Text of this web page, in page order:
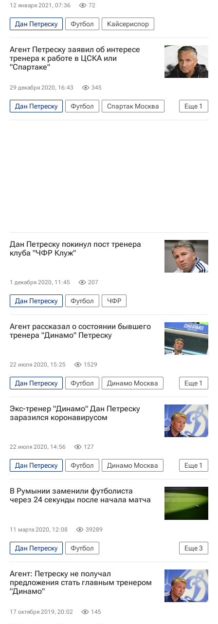
12 января 2021, 07:36 72
Дан Петреску Футбол Кайсериспор
Агент Петреску заявил об интересе
тренера к работе в ЦСКА или
"Спартаке"
29 декабря 2020, 16:43 345
Еще 1
Дан Петреску Футбол
Спартак Москва
ПФК ЦСКА
Дан Петреску покинул пост тренера
клуба "ЧФР Клуж"
1 декабря 2020, 11:45 207
Дан Петреску Футбол ЧФР
Агент рассказал о состоянии бывшего
тренера "Динамо" Петреску
22 июля 2020, 15:25 1529
Еще 1
Дан Петреску Футбол
Динамо Москва
Спорт в условиях пандемии коронавируса
Экс-тренер "Динамо" Дан Петреску
заразился коронавирусом
22 июля 2020, 14:56 127
Еще 1
Дан Петреску Футбол
Динамо Москва
Спорт в условиях пандемии коронавируса
В Румынии заменили футболиста
через 24 секунды после начала матча
11 марта 2020, 12:08 39289
Еще3
Дан Петреску
Футбол
Лига Европы УЕФА 2026-2027
Севилья
ЧФР
Агент: Петреску не получал
предложения стать главным тренером
"Динамо"
17 октября 2019, 20:02 145